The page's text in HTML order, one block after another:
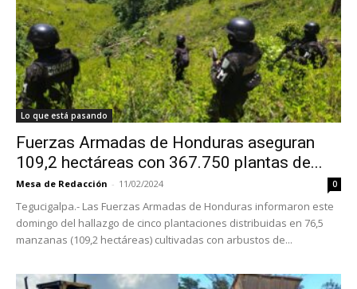
Lo que está pasando
Fuerzas Armadas de Honduras aseguran
109,2 hectáreas con 367.750 plantas de...
Mesa de Redacción - 11/02/2024 0
Tegucigalpa.- Las Fuerzas Armadas de Honduras informaron este
domingo del hallazgo de cinco plantaciones distribuidas en 76,5
manzanas (109,2 hectáreas) cultivadas con arbustos de...